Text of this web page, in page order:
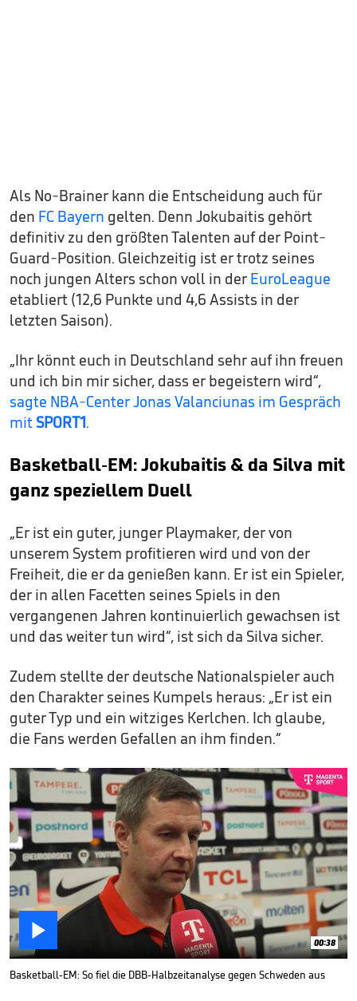
Als No-Brainer kann die Entscheidung auch für
den FC Bayern gelten. Denn Jokubaitis gehört
definitiv zu den größten Talenten auf der Point-
Guard-Position. Gleichzeitig ist er trotz seines
noch jungen Alters schon voll in der EuroLeague
etabliert (12,6 Punkte und 4,6 Assists in der
letzten Saison).
„Ihr könnt euch in Deutschland sehr auf ihn freuen
und ich bin mir sicher, dass er begeistern wird“,
sagte NBA-Center Jonas Valanciunas im Gespräch
mitSPORT1.
Basketball-EM: Jokubaitis & da Silva mit
ganz speziellem Duell
„Er ist ein guter, junger Playmaker, der von
unserem System profitieren wird und von der
Freiheit, die er da genießen kann. Er ist ein Spieler,
der in allen Facetten seines Spiels in den
vergangenen Jahren kontinuierlich gewachsen ist
und das weiter tun wird“, ist sich da Silva sicher.
Zudem stellte der deutsche Nationalspieler auch
den Charakter seines Kumpels heraus: „Er ist ein
guter Typ und ein witziges Kerlchen. Ich glaube,
die Fans werden Gefallen an ihm finden.“
 00:38
Basketball-EM: So fiel die DBB-Halbzeitanalyse gegen Schweden aus